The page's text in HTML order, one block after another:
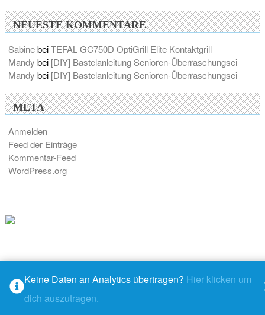
NEUESTE KOMMENTARE
SabinebeiTEFAL GC750D OptiGrill Elite Kontaktgrill
Mandy bei [DIY] Bastelanleitung Senioren-Überraschungsei
Mandy bei [DIY] Bastelanleitung Senioren-Überraschungsei
META
Anmelden
Feed der Einträge
Kommentar-Feed
WordPress.org
© 2026 - M@ndys Blogwelt
Rundown – stolz präsentiert von
Keine Daten an Analytics übertragen? Hier klicken um
dich auszutragen.